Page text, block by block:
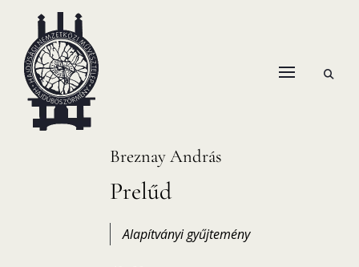
content
HANEMA – Hajdúsági Nemzetközi Művésztelep
open
Breznay András
Prelűd
Alapítványi gyűjtemény